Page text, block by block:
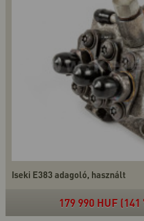
Iseki E383 adagoló, használt
179 990 HUF